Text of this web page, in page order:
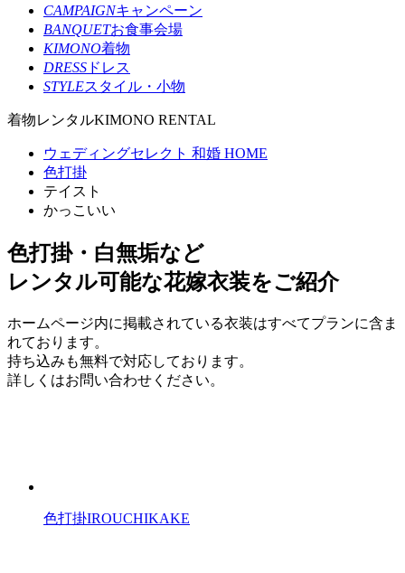
CAMPAIGNキャンペーン
BANQUETお食事会場
KIMONO着物
DRESS ドレス
STYLEスタイル・小物
着物レンタルKIMONO RENTAL
ウェディングセレクト 和婚 HOME
色打掛
テイスト
かっこいい
色打掛・白無垢など
レンタル可能な花嫁衣装をご紹介
ホームページ内に掲載されている衣装はすべてプランに含ま
れております。
持ち込みも無料で対応しております。
詳しくはお問い合わせください。
色打掛IROUCHIKAKE